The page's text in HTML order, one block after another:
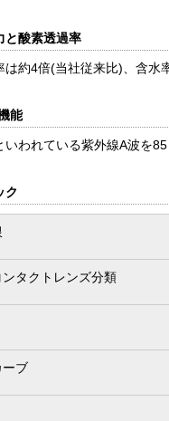
と酸素透過率
は約4倍(当社従来比)、含水
能
いわれている紫外線A波を
ク
ンタクトレンズ分類
ーブ